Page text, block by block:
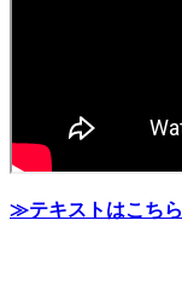
≫テキストはこち